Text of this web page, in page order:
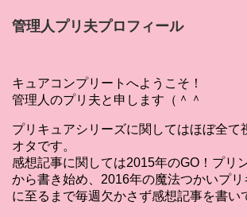
管理人プリ夫プロフィール
キュアコンプリートへようこそ！
管理人のプリ夫と申します（＾＾
プリキュアシリーズに関してはほぼ全て
オタです。
感想記事に関しては2015年のGO！プリ
から書き始め、2016年の魔法つかいプ
に至るまで毎週欠かさず感想記事を書い